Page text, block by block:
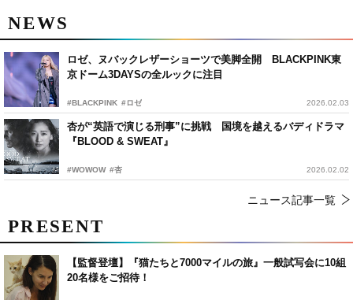
NEWS
ロゼ、ヌバックレザーショーツで美脚全開 BLACKPINK東
京ドーム3DAYSの全ルックに注目
#BLACKPINK #ロゼ 2026.02.03
杏が“英語で演じる刑事”に挑戦 国境を越えるバディドラマ
『BLOOD & SWEAT』
#WOWOW #杏 2026.02.02
ニュース記事一覧
PRESENT
【監督登壇】『猫たちと7000マイルの旅』一般試写会に10組
20名様をご招待！